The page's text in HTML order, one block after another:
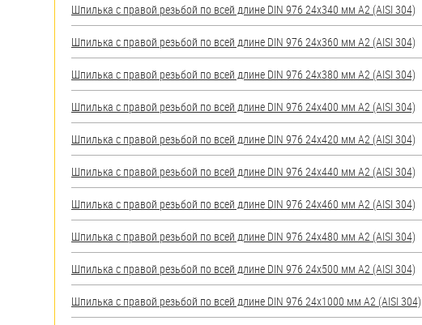
Шпилька с правой резьбой по всей длине DIN 976 24х340 мм А2 (AISI 304)
Шпилька с правой резьбой по всей длине DIN 976 24х360 мм А2 (AISI 304)
Шпилька с правой резьбой по всей длине DIN 976 24х380 мм А2 (AISI 304)
Шпилька с правой резьбой по всей длине DIN 976 24х400 мм А2 (AISI 304)
Шпилька с правой резьбой по всей длине DIN 976 24х420 мм А2 (AISI 304)
Шпилька с правой резьбой по всей длине DIN 976 24х440 мм А2 (AISI 304)
Шпилька с правой резьбой по всей длине DIN 976 24х460 мм А2 (AISI 304)
Шпилька с правой резьбой по всей длине DIN 976 24х480 мм А2 (AISI 304)
Шпилька с правой резьбой по всей длине DIN 976 24х500 мм А2 (AISI 304)
Шпилька с правой резьбой по всей длине DIN 976 24х1000 мм А2 (AISI 304)